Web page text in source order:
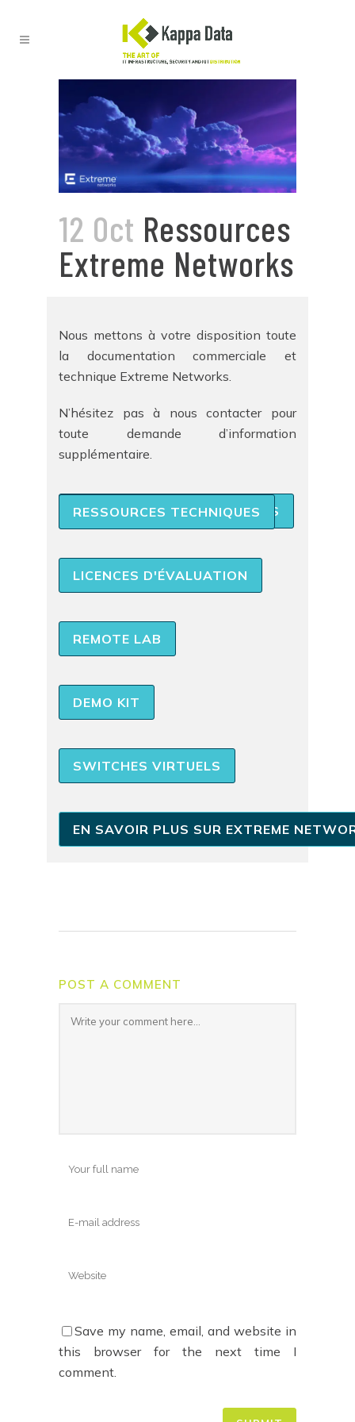
12 Oct Ressources
Extreme Networks
Nous mettons à votre disposition toute
la documentation commerciale et
technique Extreme Networks.
N’hésitez pas à nous contacter pour
toute demande d’information
supplémentaire.
RESSOURCES COMMERCIALES
RESSOURCES TECHNIQUES
LICENCES D'ÉVALUATION
REMOTE LAB
DEMO KIT
SWITCHES VIRTUELS
EN SAVOIR PLUS SUR EXTREME
POST A COMMENT
Save my name, email, and website in
this browser for the next time I
comment.